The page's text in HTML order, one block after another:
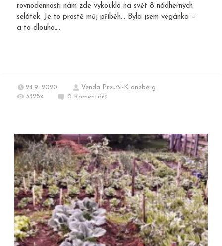
rovnodennosti nám zde vykouklo na svět 8 nádherných
selátek. Je to prostě můj příběh… Byla jsem vegánka –
a to dlouho....
24.9. 2020
Venda Preußl-Kroneberg
3328x
0 Komentářů